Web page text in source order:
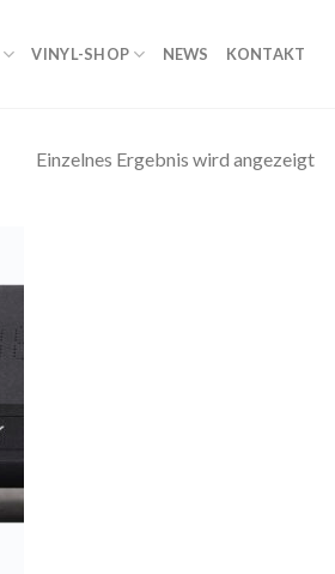
VINYL-SHOP NEWS KONTAKT
Einzelnes Ergebnis wird angezeigt